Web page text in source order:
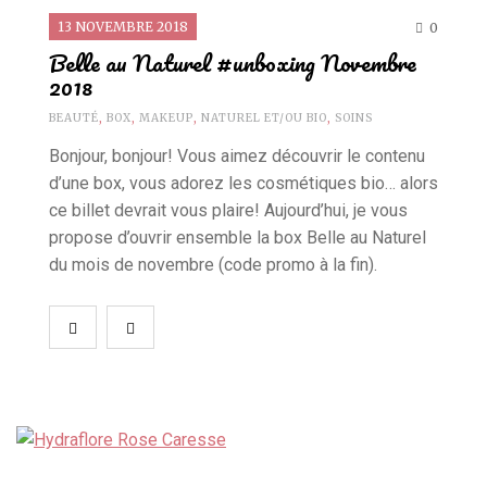
13 NOVEMBRE 2018 0
Belle au Naturel #unboxing Novembre
2018
BEAUTÉ BOX MAKEUP NATUREL ET/OU BIO SOINS
Bonjour, bonjour! Vous aimez découvrir le contenu
d’une box, vous adorez les cosmétiques bio… alors
ce billet devrait vous plaire! Aujourd’hui, je vous
propose d’ouvrir ensemble la box Belle au Naturel
du mois de novembre (code promo à la fin).